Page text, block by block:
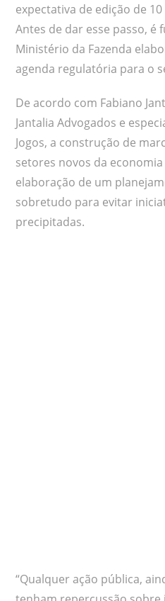
expectativa de edição de
Antes de dar esse passo, é
Ministério da Fazenda
agenda regulatória para o
De acordo com Fabiano
Jantalia Advogados e
Jogos, a construção de
setores novos da
elaboração de um
sobretudo para evitar
precipitadas.
“Qualquer ação pública,